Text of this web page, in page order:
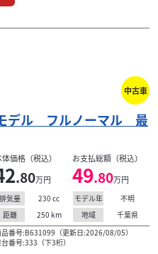
バイク王 柏店
フルノーマル 最終
）
６５０－ ◆球数の少ないSL
お引き渡し後7日間以内に
理いたしま...
中古車
デル フルノーマル 最
価格（税込）
.80万円
お支払総額（税込）
49.80万円
排気量 230 cc モデル年
不明
距離
250 km 地域
千葉県
番号:B631099（更新日:2026/08/05）
台番号:333（下3桁）